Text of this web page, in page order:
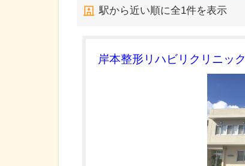
駅から近い順に全1件を表示
岸本整形リハビリクリニック